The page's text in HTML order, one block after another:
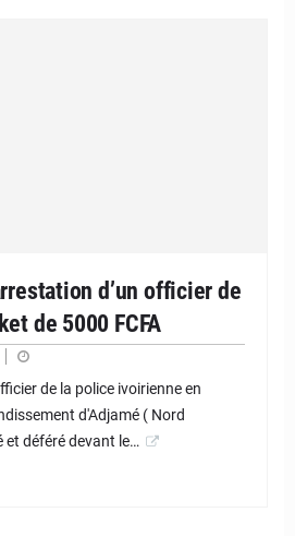
d’un officier de
de 5000 FCFA
de la police ivoirienne en
d'Adjamé ( Nord
et déféré devant le…